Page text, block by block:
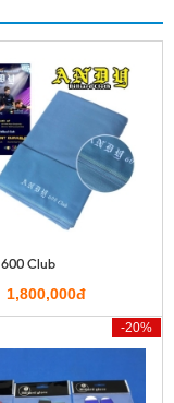
Club
1,800,000đ
-20%